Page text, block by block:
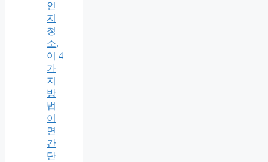
인
지
청
소,
이 4
가
지
방
법
이
면
간
단